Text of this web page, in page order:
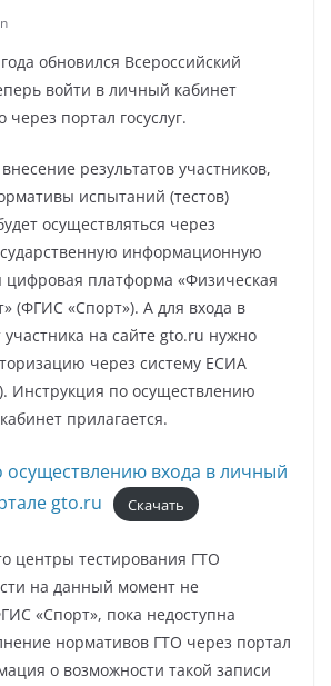
обновился Всероссийский
войти в личный кабинет
портал госуслуг.
результатов участников,
испытаний (тестов)
осуществляться через
информационную
цифровая платформа «Физическая
(ФГИС «Спорт»). А для входа в
на сайте gto.ru нужно
через систему ЕСИА
Инструкция по осуществлению
прилагается.
осуществлению входа в личный
gto.ru
Скачать
центры тестирования ГТО
на данный момент не
«Спорт», пока недоступна
нормативов ГТО через портал
о возможности такой записи